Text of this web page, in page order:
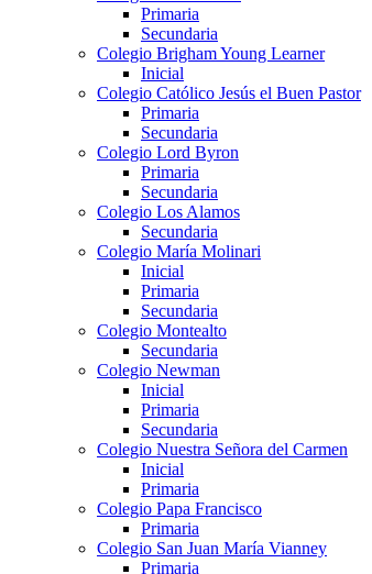
Primaria
Secundaria
Colegio Brigham Young Learner
Inicial
Colegio Católico Jesús el Buen Pastor
Primaria
Secundaria
Colegio Lord Byron
Primaria
Secundaria
Colegio Los Alamos
Secundaria
Colegio María Molinari
Inicial
Primaria
Secundaria
Colegio Montealto
Secundaria
Colegio Newman
Inicial
Primaria
Secundaria
Colegio Nuestra Señora del Carmen
Inicial
Primaria
Colegio Papa Francisco
Primaria
Colegio San Juan María Vianney
Primaria